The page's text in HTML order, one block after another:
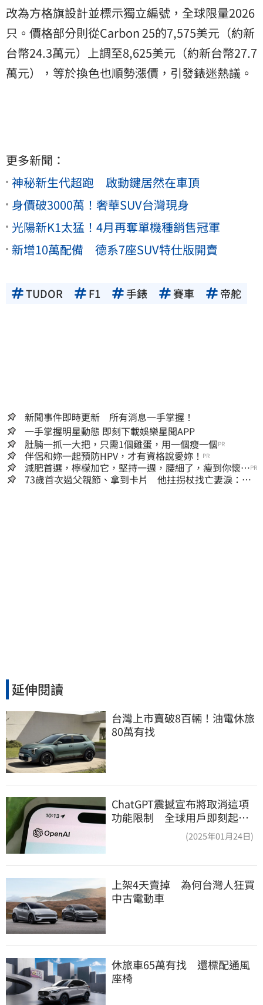
改為方格旗設計並標示獨立編號，全球限量2026
只。價格部分則從Carbon 25的7,575美元（約新
台幣24.3萬元）上調至8,625美元（約新台幣27.7
萬元），等於換色也順勢漲價，引發錶迷熱議。
更多新聞：
神秘新生代超跑 啟動鍵居然在車頂
身價破3000萬！奢華SUV台灣現身
光陽新K1太猛！4月再奪單機種銷售冠軍
新增10萬配備 德系7座SUV特仕版開賣
TUDOR F1 手錶 賽車 帝舵
新聞事件即時更新 所有消息一手掌握！
一手掌握明星動態 即刻下載娛樂星聞APP
肚腩一抓一大把，只需1個雞蛋，用一個瘦一個PR
伴侶和妳一起預防HPV，才有資格說愛妳！ PR
減肥首選，檸檬加它，堅持一週，腰細了，瘦到你懷疑
人生
PR
73歲首次過父親節、拿到卡片 他拄拐杖找亡妻淚：今
延伸閱讀
台灣上市賣破8百輛！油電休旅
80萬有找
ChatGPT震撼宣布將取消這項
功能限制 全球用戶即刻起
(2025年01月24日)
上架4天賣掉　為何台灣人狂買
中古電動車
休旅車65萬有找　還標配通風
座椅